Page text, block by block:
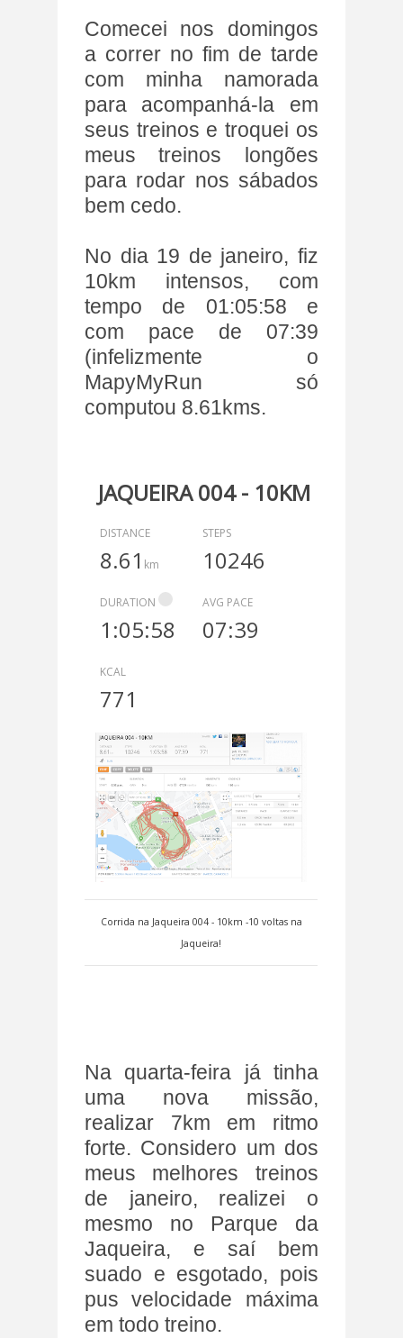
Comecei nos domingos
a correr no fim de tarde
com minha namorada
para acompanhá-la em
seus treinos e troquei os
meus treinos longões
para rodar nos sábados
bem cedo.
No dia 19 de janeiro, fiz
10km intensos, com
tempo de 01:05:58 e
com pace de 07:39
(infelizmente o
MapyMyRun só
computou 8.61kms.
JAQUEIRA 004 - 10KM
DISTANCE
8.61 km
STEPS
10246
DURATION
1:05:58
AVG PACE
07:39
KCAL
771
Corrida na Jaqueira 004 - 10km -10 voltas na
Jaqueira!
Na quarta-feira já tinha
uma nova missão,
realizar 7km em ritmo
forte. Considero um dos
meus melhores treinos
de janeiro, realizei o
mesmo no Parque da
Jaqueira, e saí bem
suado e esgotado, pois
pus velocidade máxima
em todo treino.